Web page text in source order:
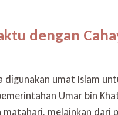
dengan
umat Islam
Umar bin
melainkan dari